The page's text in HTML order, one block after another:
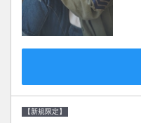
【新規限定】